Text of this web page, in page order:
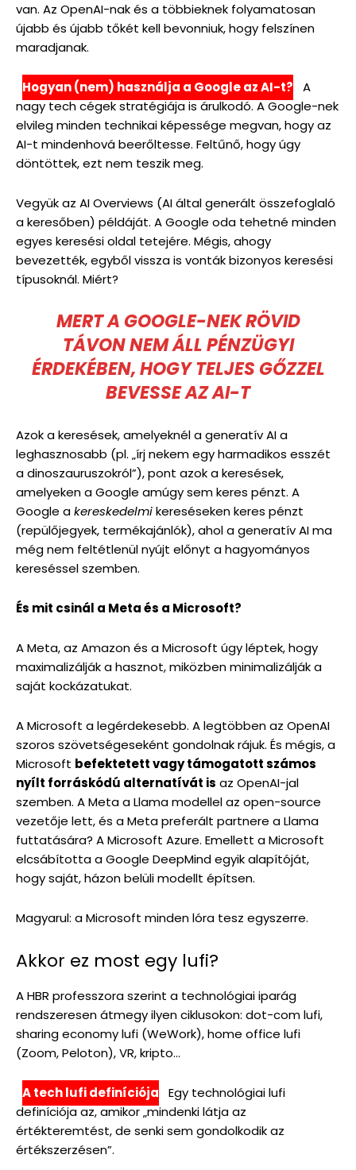
van. Az OpenAI-nak és a többieknek folyamatosan
újabb és újabb tőkét kell bevonniuk, hogy felszínen
maradjanak.
Hogyan (nem) használja a Google az AI-t?
A
nagy tech cégek stratégiája is árulkodó. A Google-nek
elvileg minden technikai képessége megvan, hogy az
AI-t mindenhová beerőltesse. Feltűnő, hogy úgy
döntöttek, ezt nem teszik meg.
Vegyük az AI Overviews (AI által generált összefoglaló
a keresőben) példáját. A Google oda tehetné minden
egyes keresési oldal tetejére. Mégis, ahogy
bevezették, egyből vissza is vonták bizonyos keresési
típusoknál. Miért?
MERT A GOOGLE-NEK RÖVID
TÁVON NEM ÁLL PÉNZÜGYI
ÉRDEKÉBEN, HOGY TELJES GŐZZEL
BEVESSE AZ AI-T
Azok a keresések, amelyeknél a generatív AI a
leghasznosabb (pl. „írj nekem egy harmadikos esszét
a dinoszauruszokról”), pont azok a keresések,
amelyeken a Google amúgy sem keres pénzt. A
Google akereskedelmikereséseken keres pénzt
(repülőjegyek, termékajánlók), ahol a generatív AI ma
még nem feltétlenül nyújt előnyt a hagyományos
kereséssel szemben.
És mit csinál a Meta és a Microsoft?
A Meta, az Amazon és a Microsoft úgy léptek, hogy
maximalizálják a hasznot, miközben minimalizálják a
saját kockázatukat.
A Microsoft a legérdekesebb. A legtöbben az OpenAI
szoros szövetségeseként gondolnak rájuk. És mégis, a
Microsoft befektetett vagy támogatott számos
nyílt forráskódú alternatívát is az OpenAI-jal
szemben. A Meta a Llama modellel az open-source
vezetője lett, és a Meta preferált partnere a Llama
futtatására? A Microsoft Azure. Emellett a Microsoft
elcsábította a Google DeepMind egyik alapítóját,
hogy saját, házon belüli modellt építsen.
Magyarul: a Microsoft minden lóra tesz egyszerre.
Akkor ez most egy lufi?
A HBR professzora szerint a technológiai iparág
rendszeresen átmegy ilyen ciklusokon: dot-com lufi,
sharing economy lufi (WeWork), home office lufi
(Zoom, Peloton), VR, kripto…
A tech lufi definíciója
Egy technológiai lufi
definíciója az, amikor „mindenki látja az
értékteremtést, de senki sem gondolkodik az
értékszerzésen”.